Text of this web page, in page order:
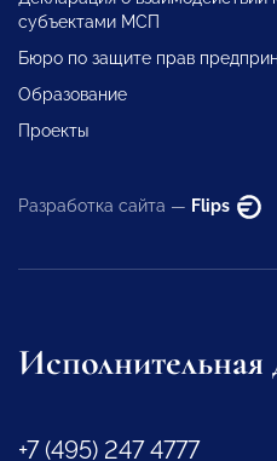
субъектами МСП
Бюро по защите прав
Образование
Проекты
Разработка сайта — Flips
Исполнительная
+7 (495) 247 4777